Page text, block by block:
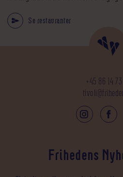
Se restauranter
+45 86 14
Frihedens